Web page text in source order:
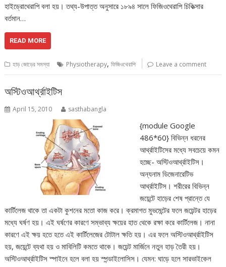
হাইড্রোথেরাপি বলা হয়। তথ্য-উপাত্ত অনুসারে ১৮৯৪ সালে ফিজিওথেরাপি চিকিত্সার
বর্তমান…
READ MORE
হাড় জোড়ের সমস্যা Physiotherapy,ফিজিওথেরাপি Leave a comment
অস্টিওআর্থ্রাইটিস
April 15, 2010 sasthabangla
{module Google
486*60} বিভিন্ন ধরনের
আর্থ্রাইটিসের মধ্যে সবচেয়ে কমন
হচ্ছে- অস্টিওআর্থ্রাইটিস।
অন্যনাম ডিজেনারেটিভ
আর্থ্রাইটিস। শরীরের বিভিন্ন
জয়েন্টে হাড়ের শেষ প্রান্তে যে
কার্টিলেজ থাকে তা একটা কুশনের মতো কাজ করে। ক্রমাগত মুভমেন্টের ফলে জয়েন্টর হাড়ের
মধ্যে ঘর্ষণ হয়। এই ঘর্ষণের কারণে সম্ভাব্য ক্ষয়ের হাত থেকে রক্ষা করে কার্টিলেজ। নানা
কারণে এই ক্ষয় হতে হতে এই কার্টিলেজের টোটাল ক্ষতি হয়। এর ফলে অস্টিওআর্থ্রাইটিস
হয়, জয়েন্টে ব্যথা হয় ও মাবিলিটি কমতে থাকে। জয়েন্ট মার্জিনে নতুন হাড় তৈরী হয়।
অস্টিওআর্থ্রাইটিস স্পাইনে হলে বলা হয় স্পন্ডাইলোসিস। যেমন: ঘাড়ে হলে সারভাইকেল